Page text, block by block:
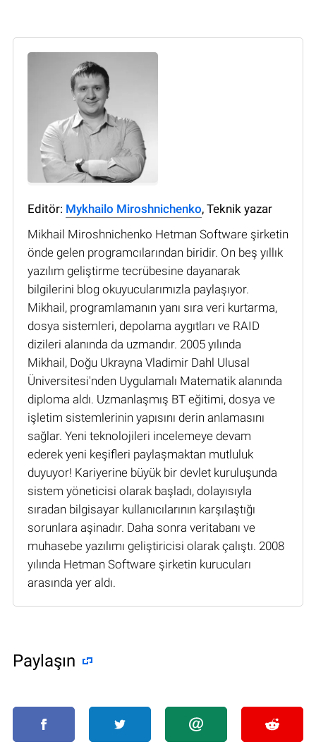
Editör: Mykhailo Miroshnichenko, Teknik yazar
Mikhail Miroshnichenko Hetman Software şirketin
önde gelen programcılarından biridir. On beş yıllık
yazılım geliştirme tecrübesine dayanarak
bilgilerini blog okuyucularımızla paylaşıyor.
Mikhail, programlamanın yanı sıra veri kurtarma,
dosya sistemleri, depolama aygıtları ve RAID
dizileri alanında da uzmandır. 2005 yılında
Mikhail, Doğu Ukrayna Vladimir Dahl Ulusal
Üniversitesi'nden Uygulamalı Matematik alanında
diploma aldı. Uzmanlaşmış BT eğitimi, dosya ve
işletim sistemlerinin yapısını derin anlamasını
sağlar. Yeni teknolojileri incelemeye devam
ederek yeni keşifleri paylaşmaktan mutluluk
duyuyor! Kariyerine büyük bir devlet kuruluşunda
sistem yöneticisi olarak başladı, dolayısıyla
sıradan bilgisayar kullanıcılarının karşılaştığı
sorunlara aşinadır. Daha sonra veritabanı ve
muhasebe yazılımı geliştiricisi olarak çalıştı. 2008
yılında Hetman Software şirketin kurucuları
arasında yer aldı.
Paylaşın